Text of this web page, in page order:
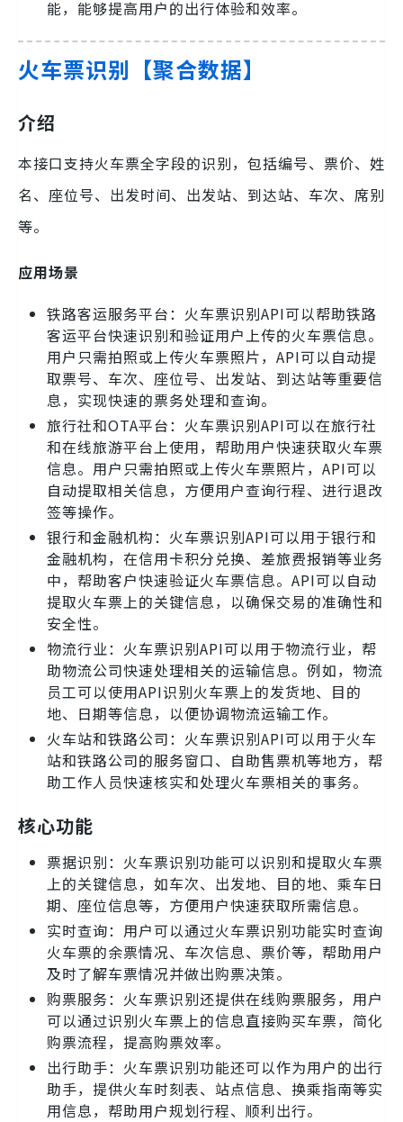
能，能够提高用户的出行体验和效率。
火车票识别【聚合数据】
介绍
本接口支持火车票全字段的识别，包括编号、票价、姓
名、座位号、出发时间、出发站、到达站、车次、席别
等。
应用场景
铁路客运服务平台：火车票识别API可以帮助铁路
客运平台快速识别和验证用户上传的火车票信息。
用户只需拍照或上传火车票照片，API可以自动提
取票号、车次、座位号、出发站、到达站等重要信
息，实现快速的票务处理和查询。
旅行社和OTA平台：火车票识别API可以在旅行社
和在线旅游平台上使用，帮助用户快速获取火车票
信息。用户只需拍照或上传火车票照片，API可以
自动提取相关信息，方便用户查询行程、进行退改
签等操作。
银行和金融机构：火车票识别API可以用于银行和
金融机构，在信用卡积分兑换、差旅费报销等业务
中，帮助客户快速验证火车票信息。API可以自动
提取火车票上的关键信息，以确保交易的准确性和
安全性。
物流行业：火车票识别API可以用于物流行业，帮
助物流公司快速处理相关的运输信息。例如，物流
员工可以使用API识别火车票上的发货地、目的
地、日期等信息，以便协调物流运输工作。
火车站和铁路公司：火车票识别API可以用于火车
站和铁路公司的服务窗口、自助售票机等地方，帮
助工作人员快速核实和处理火车票相关的事务。
核心功能
票据识别：火车票识别功能可以识别和提取火车票
上的关键信息，如车次、出发地、目的地、乘车日
期、座位信息等，方便用户快速获取所需信息。
实时查询：用户可以通过火车票识别功能实时查询
火车票的余票情况、车次信息、票价等，帮助用户
及时了解车票情况并做出购票决策。
购票服务：火车票识别还提供在线购票服务，用户
可以通过识别火车票上的信息直接购买车票，简化
购票流程，提高购票效率。
出行助手：火车票识别功能还可以作为用户的出行
助手，提供火车时刻表、站点信息、换乘指南等实
用信息，帮助用户规划行程、顺利出行。